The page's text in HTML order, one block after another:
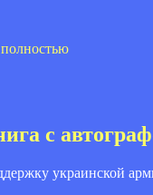
с
украинской